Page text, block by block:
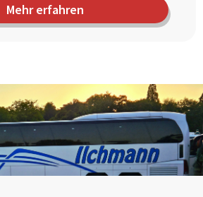
Mehr erfahren